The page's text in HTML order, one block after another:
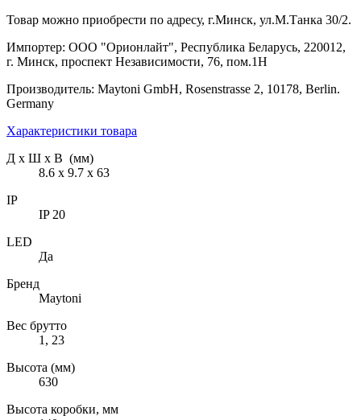
Товар можно приобрести по адресу, г.Минск, ул.М.Танка 30/2.
Импортер: ООО "Орионлайт", Республика Беларусь, 220012,
г. Минск, проспект Независимости, 76, пом.1Н
Производитель: Maytoni GmbH, Rosenstrasse 2, 10178, Berlin.
Germany
Характеристики товара
Д х Ш х В (мм)
8.6 х 9.7 х 63
IP
IP 20
LED
Да
Бренд
Maytoni
Вес брутто
1, 23
Высота (мм)
630
Высота коробки, мм